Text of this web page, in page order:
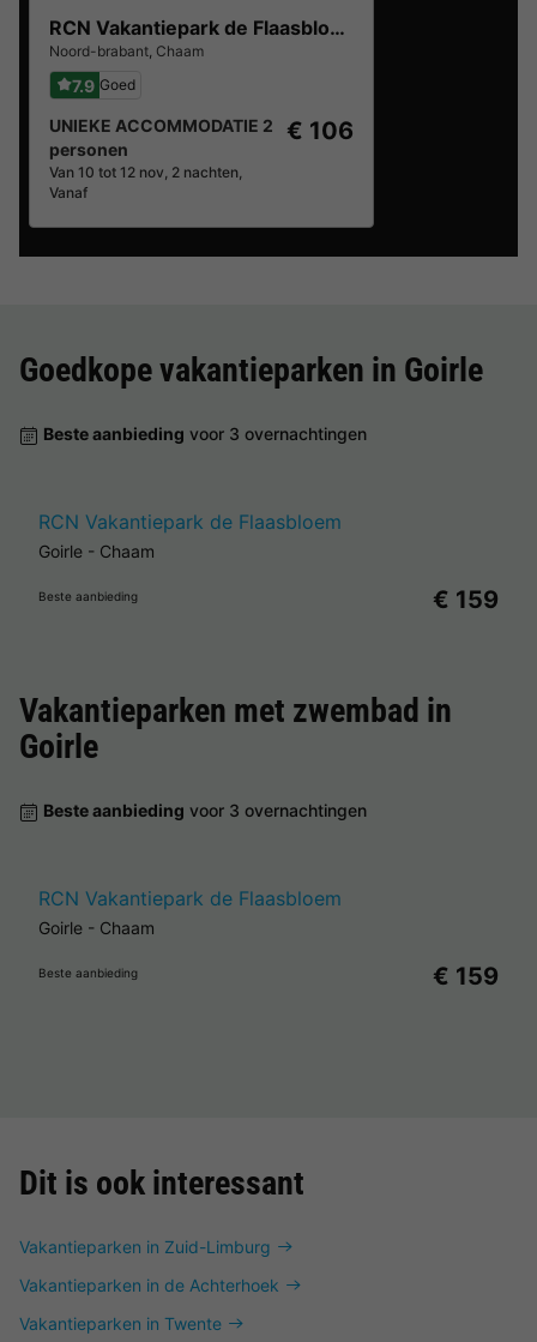
RCN Vakantiepark de Flaasbloem
Noord-brabant, Chaam
7.9 Goed
UNIEKE ACCOMMODATIE 2
personen
Van 10 tot 12 nov, 2 nachten,
Vanaf
€ 106
Goedkope vakantieparken in Goirle
Beste aanbieding voor 3 overnachtingen
RCN Vakantiepark de Flaasbloem
Goirle - Chaam
Beste aanbieding € 159
Vakantieparken met zwembad in
Goirle
Beste aanbieding voor 3 overnachtingen
RCN Vakantiepark de Flaasbloem
Goirle - Chaam
Beste aanbieding € 159
Dit is ook interessant
Vakantieparken in Zuid-Limburg
Vakantieparken in de Achterhoek
Vakantieparken in Twente